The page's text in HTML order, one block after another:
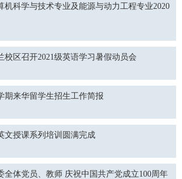
机科学与技术专业及能源与动力工程专业2020
校区召开2021级英语学习暑假动员会
期来华留学生招生工作简报
文授课系列培训圆满完成
全体党员、教师 庆祝中国共产党成立100周年